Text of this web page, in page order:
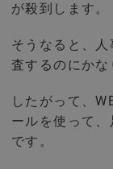
が殺到します。
そうなると、
査するのにかな
したがって、
ールを使って
です。